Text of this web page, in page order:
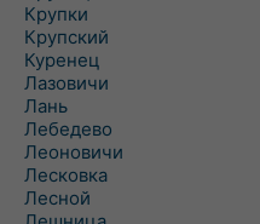
Крупки
Крупский
Куренец
Лазовичи
Лань
Лебедево
Леоновичи
Лесковка
Лесной